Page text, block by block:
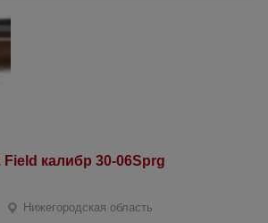
калибр 30-06Sprg
Нижегородская область